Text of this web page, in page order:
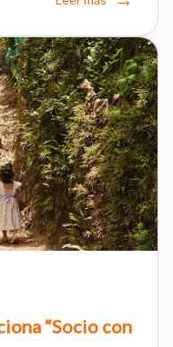
“Socio con